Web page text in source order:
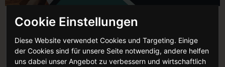
Cookie Einstellungen
Diese Website verwendet Cookies und Targeting. Einige
der Cookies sind für unsere Seite notwendig, andere helfen
uns dabei unser Angebot zu verbessern und wirtschaftlich
Mit Sponsoren die Abizeitung
finanzieren – Anzeigen & Logos
VON: ANNIKA MÖNNICH